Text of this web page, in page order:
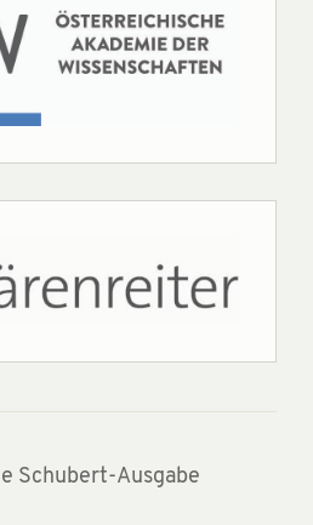
Schubert-Ausgabe